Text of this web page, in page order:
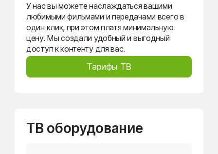
У нас вы можете наслаждаться вашими
любимыми фильмами и передачами всего в
один клик, при этом платя минимальную
цену. Мы создали удобный и выгодный
доступ к контенту для вас.
Тарифы ТВ
ТВ оборудование